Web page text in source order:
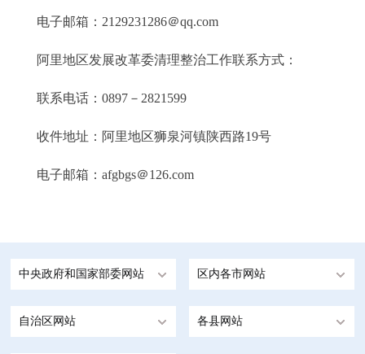
电子邮箱：2129231286＠qq.com
阿里地区发展改革委清理整治工作联系方式：
联系电话：0897－2821599
收件地址：阿里地区狮泉河镇陕西路19号
电子邮箱：afgbgs＠126.com
中央政府和国家部委网站 区内各市网站
自治区网站 各县网站